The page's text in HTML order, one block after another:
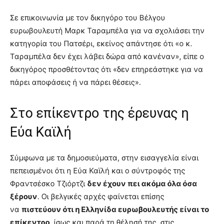
Σε επικοινωνία με τον δικηγόρο του Βέλγου
ευρωβουλευτή Μαρκ Ταραμπέλα για να σχολιάσει την
κατηγορία του Πατσέρι, εκείνος απάντησε ότι «ο κ.
Ταραμπέλα δεν έχει λάβει δώρα από κανέναν», είπε ο
δικηγόρος προσθέτοντας ότι «δεν επηρεάστηκε για να
πάρει αποφάσεις ή να πάρει θέσεις».
Στο επίκεντρο της έρευνας η
Εύα Καϊλή
Σύμφωνα με τα δημοσιεύματα, στην εισαγγελία είναι
πεπεισμένοι ότι η Εύα Καϊλή και ο σύντροφός της
Φραντσέσκο Τζιόρτζι δεν έχουν πει ακόμα όλα όσα
ξέρουν. Οι βελγικές αρχές φαίνεται επίσης
να πιστεύουν ότι η Ελληνίδα ευρωβουλευτής είναι το